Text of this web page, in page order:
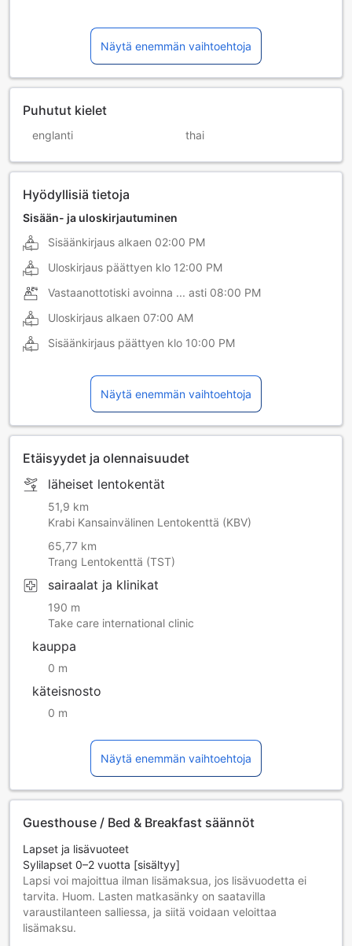
Näytä enemmän vaihtoehtoja
Puhutut kielet
englanti thai
Hyödyllisiä tietoja
Sisään- ja uloskirjautuminen
Sisäänkirjaus alkaen 02:00 PM
Uloskirjaus päättyen klo 12:00 PM
Vastaanottotiski avoinna ... asti 08:00 PM
Uloskirjaus alkaen 07:00 AM
Sisäänkirjaus päättyen klo 10:00 PM
Näytä enemmän vaihtoehtoja
Etäisyydet ja olennaisuudet
läheiset lentokentät
51,9 km
Krabi Kansainvälinen Lentokenttä (KBV)
65,77 km
Trang Lentokenttä (TST)
sairaalat ja klinikat
190 m
Take care international clinic
kauppa
0 m
käteisnosto
0 m
Näytä enemmän vaihtoehtoja
Guesthouse / Bed & Breakfast säännöt
Lapset ja lisävuoteet
Sylilapset 0–2 vuotta [sisältyy]
Lapsi voi majoittua ilman lisämaksua, jos lisävuodetta ei
tarvita. Huom. Lasten matkasänky on saatavilla
varaustilanteen salliessa, ja siitä voidaan veloittaa
lisämaksu.